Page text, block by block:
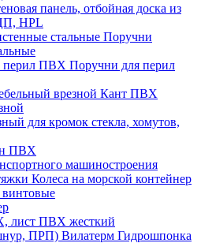
панель, отбойная доска из
HPL
Поручни
Поручни для перил
Кант ПВХ
для кромок стекла, хомутов,
ПВХ
машиностроения
Колеса на морской контейнер
лист ПВХ жесткий
ПРП) Вилатерм Гидрошпонка